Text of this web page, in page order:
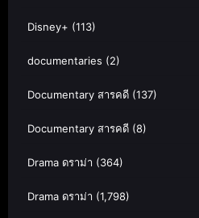
Disney+ (113)
documentaries (2)
Documentary สารคดี (137)
Documentary สารคดี (8)
Drama ดราม่า (364)
Drama ดราม่า (1,798)